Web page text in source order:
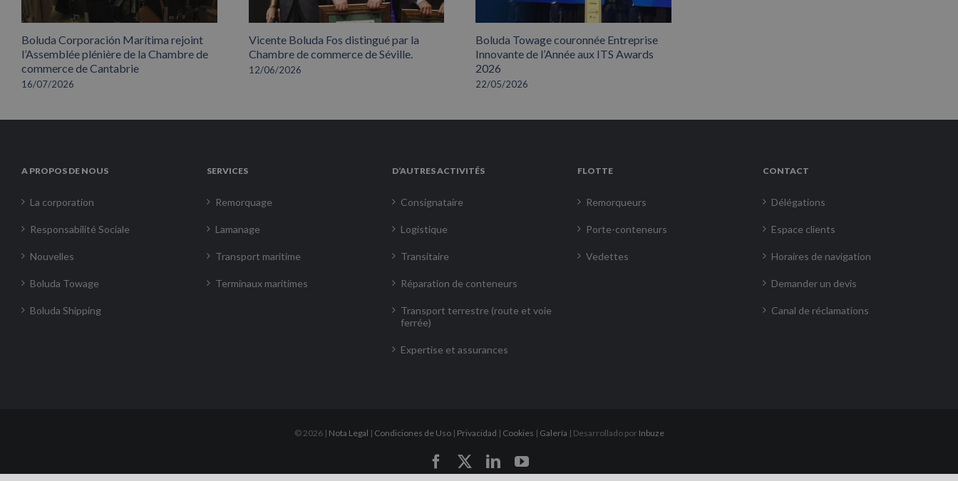
Boluda Corporación Marítima rejoint
l’Assemblée plénière de la Chambre de
commerce de Cantabrie
16/07/2026
Vicente Boluda Fos distingué par la
Chambre de commerce de Séville.
12/06/2026
Boluda Towage couronnée Entreprise
Innovante de l’Année aux ITS Awards
2026
22/05/2026
A PROPOS DE NOUS
La corporation
Responsabilité Sociale
Nouvelles
Boluda Towage
Boluda Shipping
SERVICES
Remorquage
Lamanage
Transport maritime
Terminaux maritimes
D’AUTRES ACTIVITÉS
Consignataire
Logistique
Transitaire
Réparation de conteneurs
Transport terrestre (route et voie
ferrée)
Expertise et assurances
FLOTTE
Remorqueurs
Porte-conteneurs
Vedettes
CONTACT
Délégations
Espace clients
Horaires de navigation
Demander un devis
Canal de réclamations
©2026 | Nota Legal | Condiciones de Uso| Privacidad | Cookies | Galería | Desarrollado por Inbuze
FacebookLinkedInYouTube